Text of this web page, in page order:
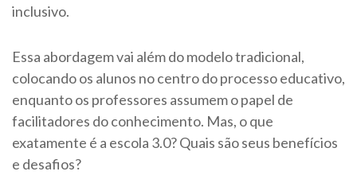
inclusivo.
Essa abordagem vai além do modelo tradicional,
colocando os alunos no centro do processo educativo,
enquanto os professores assumem o papel de
facilitadores do conhecimento. Mas, o que
exatamente é a escola 3.0? Quais são seus benefícios
e desafios?